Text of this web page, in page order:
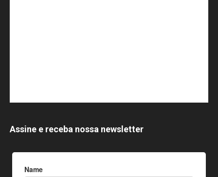
Assine e receba nossa newsletter